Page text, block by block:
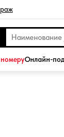
Онлайн-